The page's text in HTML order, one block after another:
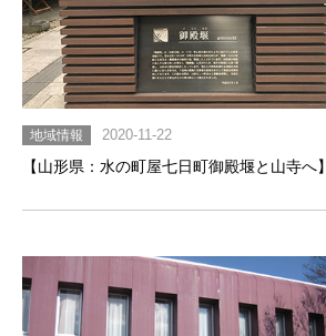
地域情報 2020-11-22
【山形県：水の町屋七日町御殿堰と山寺へ】